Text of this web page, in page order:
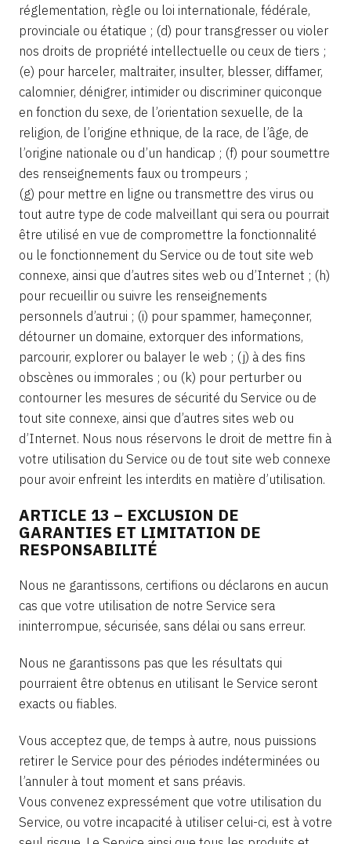
réglementation, règle ou loi internationale, fédérale,
provinciale ou étatique ; (d) pour transgresser ou violer
nos droits de propriété intellectuelle ou ceux de tiers ;
(e) pour harceler, maltraiter, insulter, blesser, diffamer,
calomnier, dénigrer, intimider ou discriminer quiconque
en fonction du sexe, de l’orientation sexuelle, de la
religion, de l’origine ethnique, de la race, de l’âge, de
l’origine nationale ou d’un handicap ; (f) pour soumettre
des renseignements faux ou trompeurs ;
(g) pour mettre en ligne ou transmettre des virus ou
tout autre type de code malveillant qui sera ou pourrait
être utilisé en vue de compromettre la fonctionnalité
ou le fonctionnement du Service ou de tout site web
connexe, ainsi que d’autres sites web ou d’Internet ; (h)
pour recueillir ou suivre les renseignements
personnels d’autrui ; (i) pour spammer, hameçonner,
détourner un domaine, extorquer des informations,
parcourir, explorer ou balayer le web ; (j) à des fins
obscènes ou immorales ; ou (k) pour perturber ou
contourner les mesures de sécurité du Service ou de
tout site connexe, ainsi que d’autres sites web ou
d’Internet. Nous nous réservons le droit de mettre fin à
votre utilisation du Service ou de tout site web connexe
pour avoir enfreint les interdits en matière d’utilisation.
ARTICLE 13 – EXCLUSION DE
GARANTIES ET LIMITATION DE
RESPONSABILITÉ
Nous ne garantissons, certifions ou déclarons en aucun
cas que votre utilisation de notre Service sera
ininterrompue, sécurisée, sans délai ou sans erreur.
Nous ne garantissons pas que les résultats qui
pourraient être obtenus en utilisant le Service seront
exacts ou fiables.
Vous acceptez que, de temps à autre, nous puissions
retirer le Service pour des périodes indéterminées ou
l’annuler à tout moment et sans préavis.
Vous convenez expressément que votre utilisation du
Service, ou votre incapacité à utiliser celui-ci, est à votre